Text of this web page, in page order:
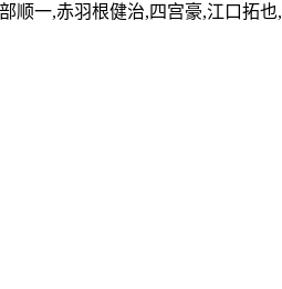
顺一,赤羽根健治,四宫豪,江口拓